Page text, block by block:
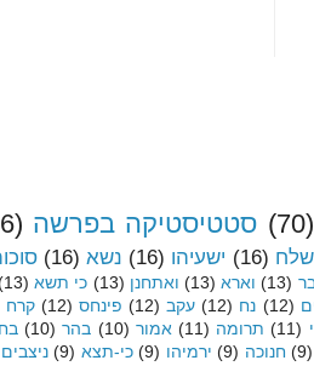
(70) סטטיסטיקה בפרשה
(16) ישעיהו (16) נשא (16)
(13) וארא (13) ואתחנן (13) כי תשא
(12) נח (12) עקב (12) פינחס (12) קרח
(11) תרומה (11) אמור (10) בהר (10)
(9) חנוכה (9) ירמיהו (9) כי-תצא (9) ניצבים